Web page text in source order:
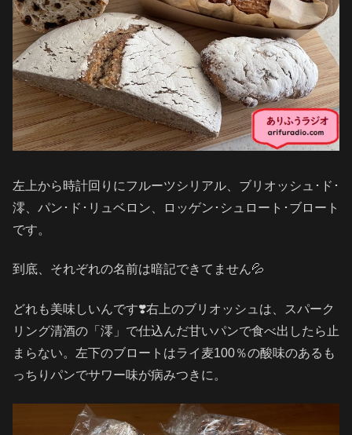
左上から時計回りにフルーツシリアル、ブリオッシュ･ド･
澪、パン･ド･リュベロン、ロッゲン･シュロート･ブロート
です。
到底、それぞれの名前は暗記できてません💦
どれも美味しいんです❣️右上のブリオッシュは、スパーク
リング清酒の「澪」で仕込んだ甘いパンで食べ出したら止
まらない。左下のブロートはライ麦100％の酸味のあるも
っちりパンでサワー味が病みつきに。